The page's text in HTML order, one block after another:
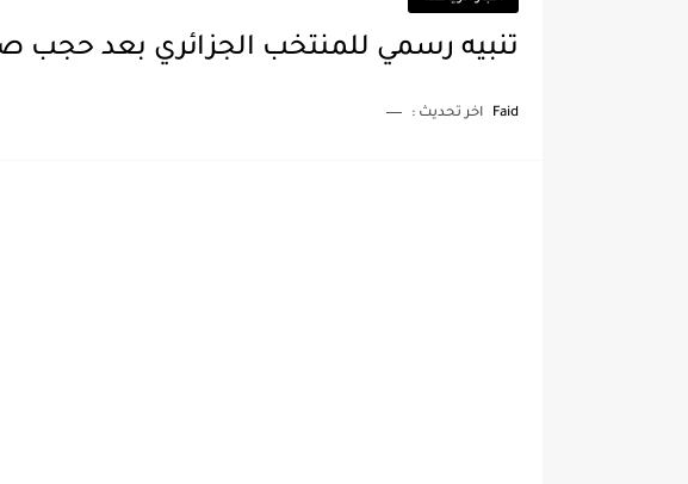
تنبيه رسمي للمنتخب الجزائري بعد
Faid اخر تحديث :